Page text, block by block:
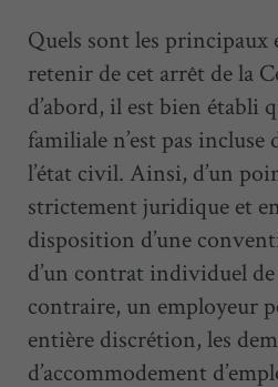
Quels sont les principaux
retenir de cet arrêt de la
d’abord, il est bien établi
familiale n’est pas
l’état civil. Ainsi, d’un
strictement juridique et
disposition d’une
d’un contrat individuel
contraire, un employeur
entière discrétion, les
d’accommodement